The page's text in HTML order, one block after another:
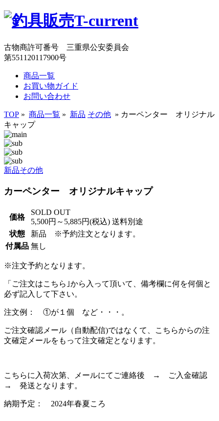
古物商許可番号 三重県公安委員会
第551120117900号
商品一覧
お買い物ガイド
お問い合わせ
TOP » 商品一覧 » 新品 その他 » カーペンター オリジナル
キャップ
新品その他
カーペンター オリジナルキャップ
価格
SOLD OUT
5,500円～5,885円(税込) 送料別途
状態
新品 ※予約注文となります。
付属品 無し
※注文予約となります。
「ご注文はこちら｣から入って頂いて、備考欄に何を何個と
必ず記入して下さい。
注文例： ①が１個 など・・・。
ご注文確認メール（自動配信)ではなくて、こちらからの注
文確定メールをもって注文確定となります。
こちらに入荷次第、メールにてご連絡後 → ご入金確認
→ 発送となります。
納期予定： 2024年春夏ころ